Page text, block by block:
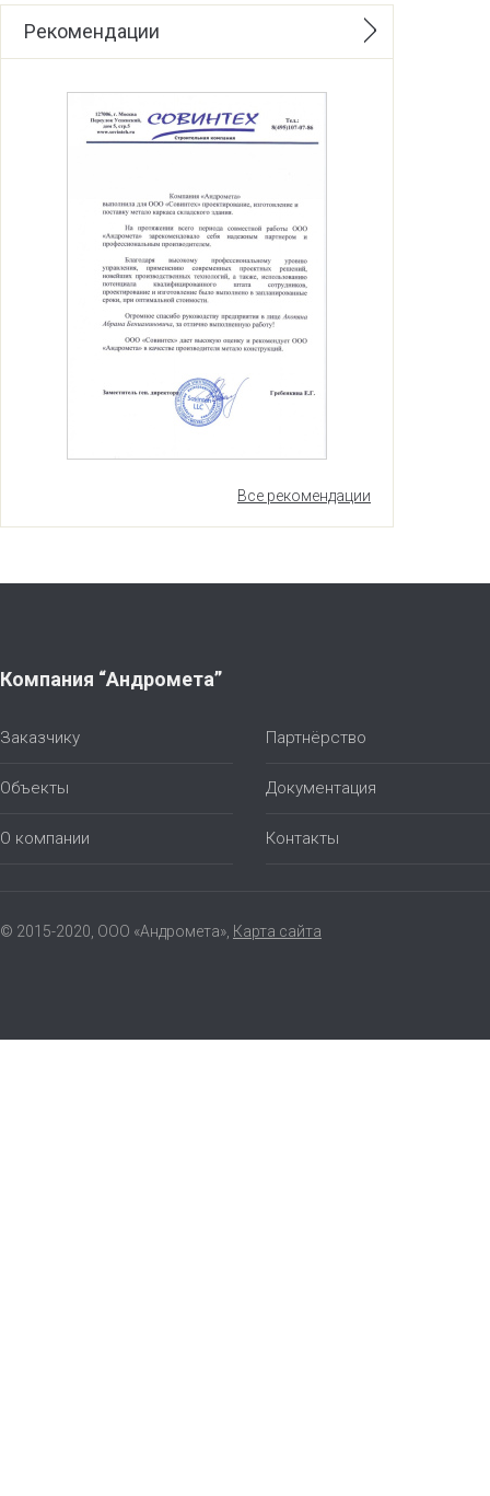
Рекомендации
Все рекомендации
Компания “Андромета”
Заказчику
Объекты
О компании
Партнёрство
Документация
Контакты
© 2015-2020, ООО «Андромета», Карта сайта